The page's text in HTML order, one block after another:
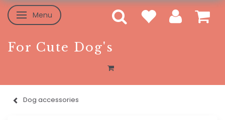
Toggle navigation
Menu
For Cute Dog's
Dog accessories